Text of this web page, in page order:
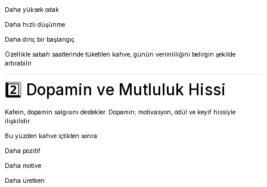
Daha yüksek odak
Daha hızlı düşünme
Daha dinç bir başlangıç
Özellikle sabah saatlerinde tüketilen kahve, günün verimliliğini belirgin şekilde
artırabilir.
2️⃣ Dopamin ve Mutluluk Hissi
Kafein, dopamin salgısını destekler. Dopamin; motivasyon, ödül ve keyif hissiyle
ilişkilidir.
Bu yüzden kahve içtikten sonra:
Daha pozitif
Daha motive
Daha üretken